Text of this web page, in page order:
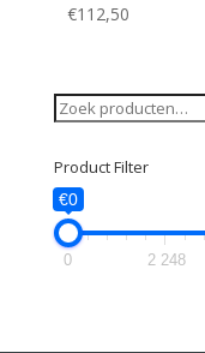
€112,50
Zoeken
naar:
Product Filter
€0
0 2 248